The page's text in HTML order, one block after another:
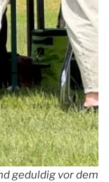
geduldig vor dem